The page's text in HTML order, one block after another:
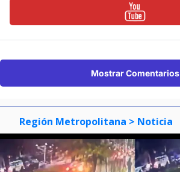
Mostrar Comentarios
Región Metropolitana > Noticia